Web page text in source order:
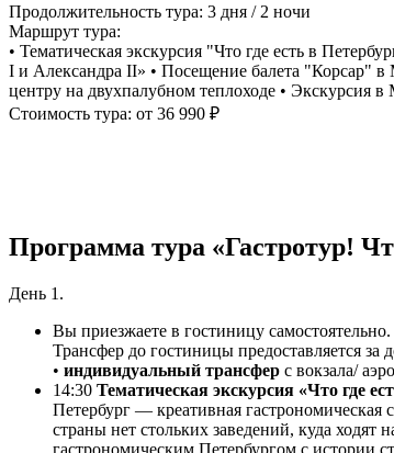
Продолжительность тура: 3 дня / 2 ночи
Маршрут тура:
• Тематическая экскурсия "Что где есть в
I и Александра II» • Посещение балета "Корсар" в
центру на двухпалубном теплоходе • Экскурсия
Стоимость тура: от 36 990 ₽
Программа тура «Гастротур!
День 1.
Вы приезжаете в гостиницу самостоятельно.
Трансфер до гостиницы предоставляется за
• индивидуальный трансфер с вокзала/
14:30 Тематическая экскурсия «Что где
Петербург — креативная гастрономическая
страны нет стольких заведений, куда
гастрономическим Петербургом с истории